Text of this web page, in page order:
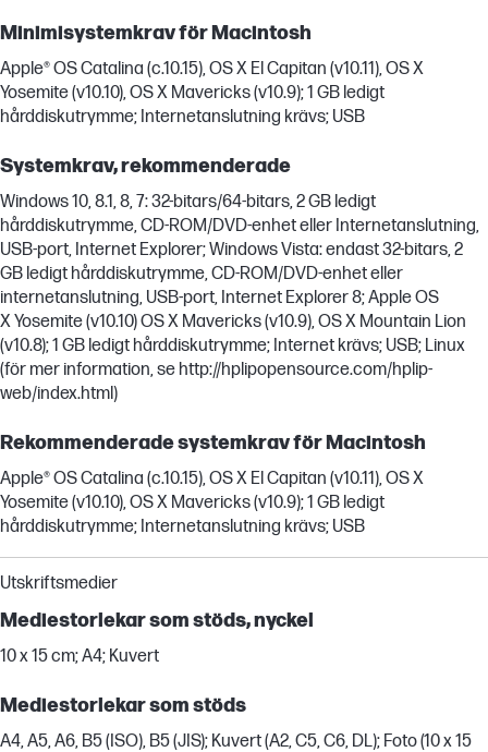
Minimisystemkrav för Macintosh
Apple® OS Catalina (c.10.15), OS X El Capitan (v10.11), OS X
Yosemite (v10.10), OS X Mavericks (v10.9); 1 GB ledigt
hårddiskutrymme; Internetanslutning krävs; USB
Systemkrav, rekommenderade
Windows 10, 8.1, 8, 7: 32-bitars/64-bitars, 2 GB ledigt
hårddiskutrymme, CD-ROM/DVD-enhet eller Internetanslutning,
USB-port, Internet Explorer; Windows Vista: endast 32-bitars, 2
GB ledigt hårddiskutrymme, CD-ROM/DVD-enhet eller
internetanslutning, USB-port, Internet Explorer 8; Apple OS
X Yosemite (v10.10) OS X Mavericks (v10.9), OS X Mountain Lion
(v10.8); 1 GB ledigt hårddiskutrymme; Internet krävs; USB; Linux
(för mer information, se http://hplipopensource.com/hplip-
web/index.html)
Rekommenderade systemkrav för Macintosh
Apple® OS Catalina (c.10.15), OS X El Capitan (v10.11), OS X
Yosemite (v10.10), OS X Mavericks (v10.9); 1 GB ledigt
hårddiskutrymme; Internetanslutning krävs; USB
Utskriftsmedier
Mediestorlekar som stöds, nyckel
10 x 15 cm; A4; Kuvert
Mediestorlekar som stöds
A4, A5, A6, B5 (ISO), B5 (JIS); Kuvert (A2, C5, C6, DL); Foto (10 x 15